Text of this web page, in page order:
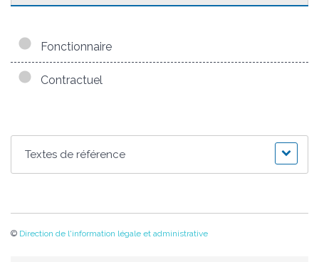
Fonctionnaire
Contractuel
Textes de référence
© Direction de l'information légale et administrative